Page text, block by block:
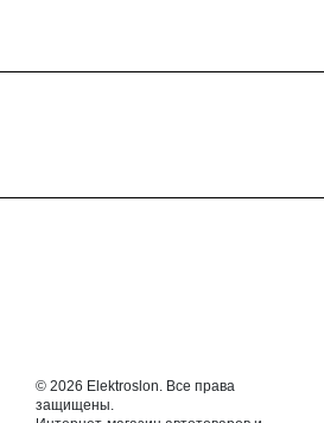
© 2026 Elektroslon. Все права
защищены.